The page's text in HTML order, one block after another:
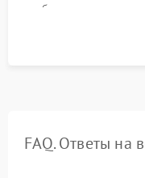
набора
конденсата) и
FAQ. Ответы на